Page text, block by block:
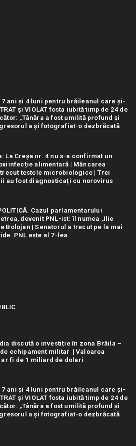
7 ani și 4 luni pentru brăileanul care și-
și VIOLAT fosta iubită timp de 24 de
„Tânăra a fost umilită profund și
a și fotografiat-o dezbrăcată
La Creșa nr. 4 nu s-a confirmat un
alimentară | Mâncarea
testele microbiologice | Trei
au fost diagnosticați cu norovirus
Cazul parlamentarului
devenit PNL-ist: îl numea „Ilie
Bolojan | Senatorul a trecut pe la mai
PNL este al 7-lea
discută o investiție în zona Brăila –
echipament militar | Valoarea
fi de 1 miliard de dolari
7 ani și 4 luni pentru brăileanul care și-
și VIOLAT fosta iubită timp de 24 de
„Tânăra a fost umilită profund și
a și fotografiat-o dezbrăcată